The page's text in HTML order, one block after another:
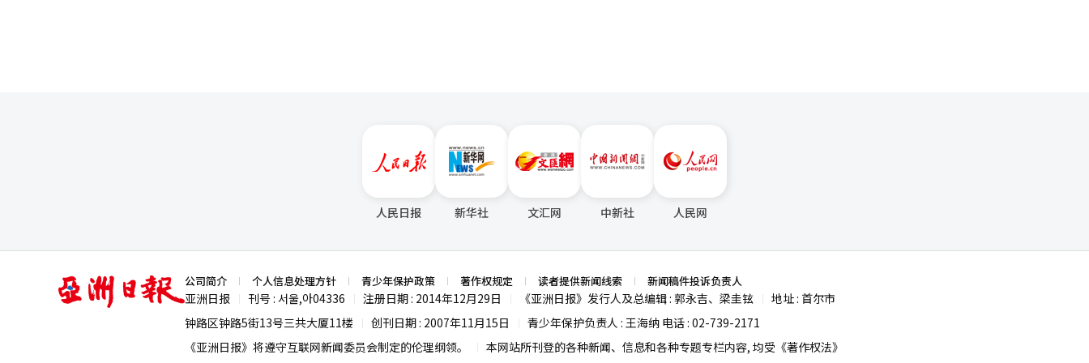
人民日报 新华社 文汇网 中新社 人民网
亚
洲
日
公司简介 个人信息处理方针 青少年保护政策 著作权规定 读者提供新闻线索 新闻稿件投诉负责人
亚洲日报 刊号 : 서울,아04336 注册日期 : 2014年12月29日 《亚洲日报》发行人及总编辑 : 郭永吉、梁圭铉
地址 : 首尔市
钟路区钟路5街13号三共大厦11楼
创刊日期 : 2007年11月15日
青少年保护负责人 : 王海纳 电话 : 02-739-2171
《亚洲日报》将遵守互联网新闻委员会制定的伦理纲领。
本网站所刊登的各种新闻、信息和各种专题专栏内容, 均受《著作权法》